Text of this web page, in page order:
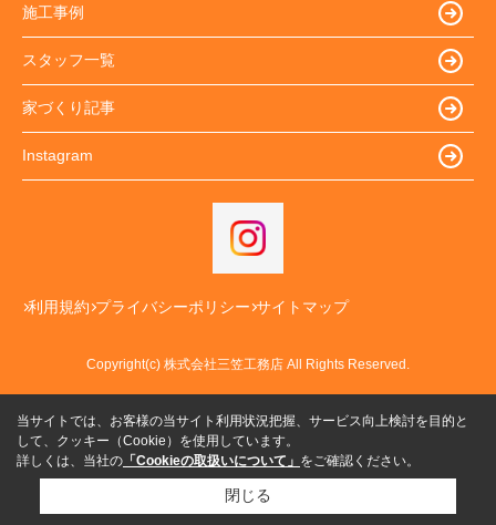
施工事例
スタッフ一覧
家づくり記事
Instagram
利用規約 プライバシーポリシー サイトマップ
Copyright(c) 株式会社三笠工務店 All Rights Reserved.
当サイトでは、お客様の当サイト利用状況把握、サービス向上検討を目的と
して、クッキー（Cookie）を使用しています。
詳しくは、当社の 「Cookieの取扱いについて」 をご確認ください。
閉じる